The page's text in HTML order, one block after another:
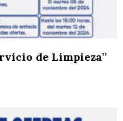
de Limpieza”